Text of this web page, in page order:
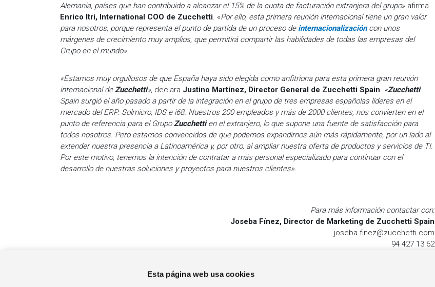
Esta página web usa cookies
Alemania, países que han contribuido a alcanzar el 15% de la cuota de facturación extranjera del grupo» afirma
Enrico Itri, International COO de Zucchetti. «Por ello, esta primera reunión internacional tiene un gran valor
para nosotros, porque representa el punto de partida de un proceso de internacionalizacióncon unos
márgenes de crecimiento muy amplios, que permitirá compartir las habilidades de todas las empresas del
Grupo en el mundo».
«Estamos muy orgullosos de que España haya sido elegida como anfitriona para esta primera gran reunión
internacional deZucchetti», declara Justino Martínez, Director General de Zucchetti Spain. «Zucchetti
Spain surgió el año pasado a partir de la integración en el grupo de tres empresas españolas líderes en el
mercado del ERP: Solmicro, IDS e i68. Nuestros 200 empleados y más de 2000 clientes, nos convierten en el
punto de referencia para el GrupoZucchettien el extranjero, lo que supone una fuente de satisfacción para
todos nosotros. Pero estamos convencidos de que podemos expandirnos aún más rápidamente, por un lado al
extender nuestra presencia a Latinoamérica y, por otro, al ampliar nuestra oferta de productos y servicios de TI.
Por este motivo, tenemos la intención de contratar a más personal especializado para continuar con el
desarrollo de nuestras soluciones y proyectos para nuestros clientes».
Para más información contactar con:
Joseba Fínez, Director de Marketing de Zucchetti Spain
joseba.finez@zucchetti.com
94 427 13 62